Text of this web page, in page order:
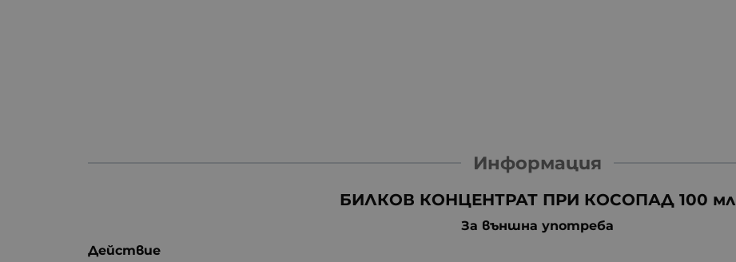
Информация
БИЛКОВ КОНЦЕНТРАТ ПРИ КОСОПАД 100 мл
За външна употреба
Действие